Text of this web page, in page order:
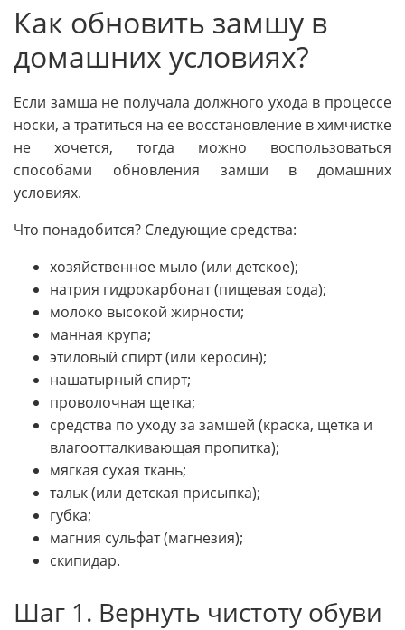
Как обновить замшу в
домашних условиях?
Если замша не получала должного ухода в процессе
носки, а тратиться на ее восстановление в химчистке
не хочется, тогда можно воспользоваться
способами обновления замши в домашних
условиях.
Что понадобится? Следующие средства:
хозяйственное мыло (или детское);
натрия гидрокарбонат (пищевая сода);
молоко высокой жирности;
манная крупа;
этиловый спирт (или керосин);
нашатырный спирт;
проволочная щетка;
средства по уходу за замшей (краска, щетка и
влагоотталкивающая пропитка);
мягкая сухая ткань;
тальк (или детская присыпка);
губка;
магния сульфат (магнезия);
скипидар.
Шаг 1. Вернуть чистоту обуви